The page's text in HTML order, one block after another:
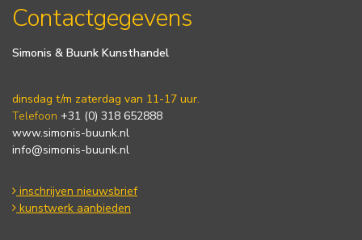
Contactgegevens
Simonis & Buunk Kunsthandel
dinsdag t/m zaterdag van 11-17 uur.
Telefoon +31 (0) 318 652888
www.simonis-buunk.nl
info@simonis-buunk.nl
inschrijven nieuwsbrief
kunstwerk aanbieden